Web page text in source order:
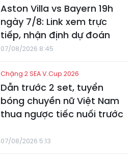
Aston Villa vs Bayern 19h
ngày 7/8: Link xem trực
tiếp, nhận định dự đoán
07/08/2026 8:45
Chặng 2 SEA V.Cup 2026
Dẫn trước 2 set, tuyển
bóng chuyền nữ Việt Nam
thua ngược tiếc nuối trước
07/08/2026 5:13